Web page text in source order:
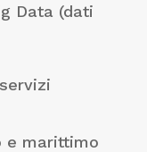
Data (dati
e marittimo